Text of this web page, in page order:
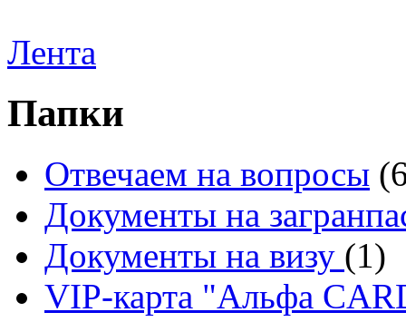
Лента
Папки
Отвечаем на вопросы
Документы на
Документы на визу (1)
VIP-карта "Альфа